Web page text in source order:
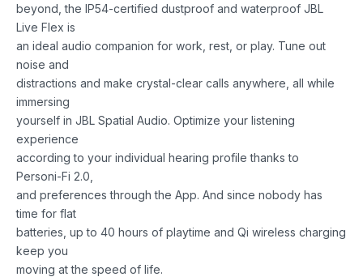
beyond, the IP54-certified dustproof and waterproof JBL
Live Flex is
an ideal audio companion for work, rest, or play. Tune out
noise and
distractions and make crystal-clear calls anywhere, all while
immersing
yourself in JBL Spatial Audio. Optimize your listening
experience
according to your individual hearing profile thanks to
Personi-Fi 2.0,
and preferences through the App. And since nobody has
time for flat
batteries, up to 40 hours of playtime and Qi wireless charging
keep you
moving at the speed of life.